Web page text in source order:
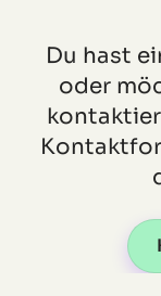
Du hast
oder